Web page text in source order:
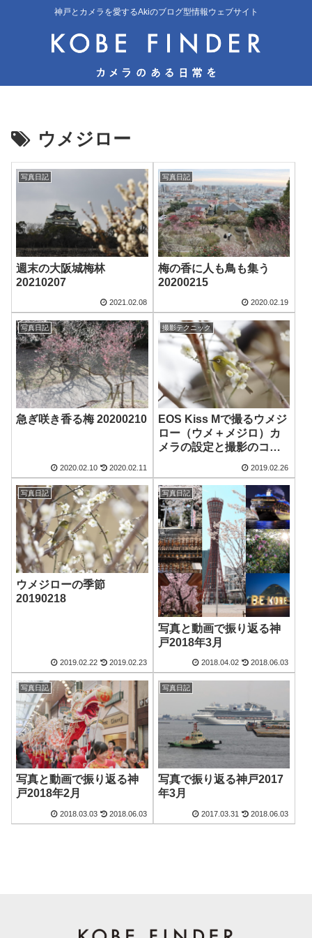
神戸とカメラを愛するAkiのブログ型情報ウェブサイト
ウメジロー
写真日記
週末の大阪城梅林
20210207
2021.02.08
写真日記
梅の香に人も鳥も集う
20200215
2020.02.19
写真日記
急ぎ咲き香る梅 20200210
2020.02.10 2020.02.11
撮影テクニック
EOS Kiss Mで撮るウメジ
ロー（ウメ＋メジロ）カ
メラの設定と撮影のコツ
2019.02.26
写真日記
ウメジローの季節
20190218
2019.02.22 2019.02.23
写真日記
写真と動画で振り返る神
戸2018年3月
2018.04.02 2018.06.03
写真日記
写真と動画で振り返る神
戸2018年2月
2018.03.03 2018.06.03
写真日記
写真で振り返る神戸2017
年3月
2017.03.31 2018.06.03